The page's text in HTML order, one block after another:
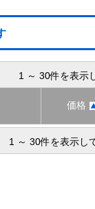
～ 30件を表示
価格
～ 30件を表示し